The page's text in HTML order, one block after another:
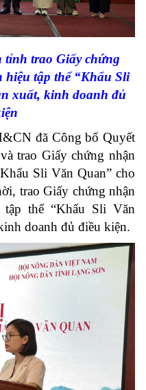
trao Giấy chứng
hiệu tập thể “Khẩu Sli
xuất, kinh doanh đủ
đã Công bố Quyết
trao Giấy chứng nhận
Sli Văn Quan” cho
trao Giấy chứng nhận
thể “Khẩu Sli Văn
doanh đủ điều kiện.